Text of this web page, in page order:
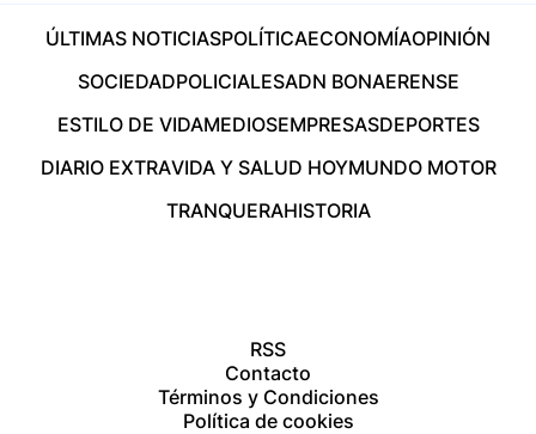
ÚLTIMAS NOTICIASPOLÍTICAECONOMÍAOPINIÓN
SOCIEDADPOLICIALESADN BONAERENSE
ESTILO DE VIDAMEDIOSEMPRESASDEPORTES
DIARIO EXTRAVIDA Y SALUD HOYMUNDO MOTOR
TRANQUERAHISTORIA
RSS
Contacto
Términos y Condiciones
Política de cookies